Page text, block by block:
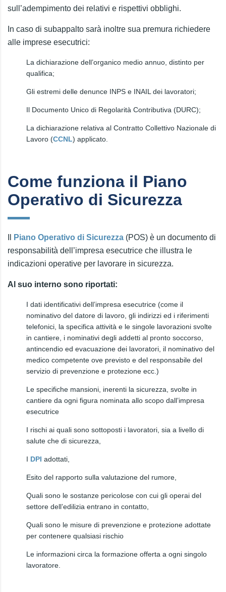
sull’adempimento dei relativi e rispettivi obblighi.
In caso di subappalto sarà inoltre sua premura richiedere
alle imprese esecutrici:
La dichiarazione dell’organico medio annuo, distinto per
qualifica;
Gli estremi delle denunce INPS e INAIL dei lavoratori;
Il Documento Unico di Regolarità Contributiva (DURC);
La dichiarazione relativa al Contratto Collettivo Nazionale di
Lavoro (CCNL) applicato.
Come funziona il Piano
Operativo di Sicurezza
Piano Operativo di Sicurezza (POS) è un documento di
responsabilità dell’impresa esecutrice che illustra le
indicazioni operative per lavorare in sicurezza.
Al suo interno sono riportati:
I dati identificativi dell’impresa esecutrice (come il
nominativo del datore di lavoro, gli indirizzi ed i riferimenti
telefonici, la specifica attività e le singole lavorazioni svolte
in cantiere, i nominativi degli addetti al pronto soccorso,
antincendio ed evacuazione dei lavoratori, il nominativo del
medico competente ove previsto e del responsabile del
servizio di prevenzione e protezione ecc.)
Le specifiche mansioni, inerenti la sicurezza, svolte in
cantiere da ogni figura nominata allo scopo dall’impresa
esecutrice
I rischi ai quali sono sottoposti i lavoratori, sia a livello di
salute che di sicurezza,
I DPI adottati,
Esito del rapporto sulla valutazione del rumore,
Quali sono le sostanze pericolose con cui gli operai del
settore dell’edilizia entrano in contatto,
Quali sono le misure di prevenzione e protezione adottate
per contenere qualsiasi rischio
Le informazioni circa la formazione offerta a ogni singolo
lavoratore.